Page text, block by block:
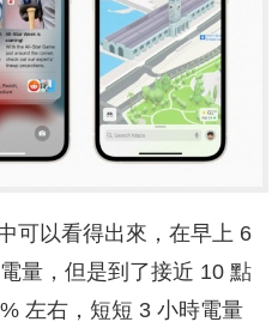
可以看得出來，在早上 6
量，但是到了接近 10 點
左右，短短 3 小時電量